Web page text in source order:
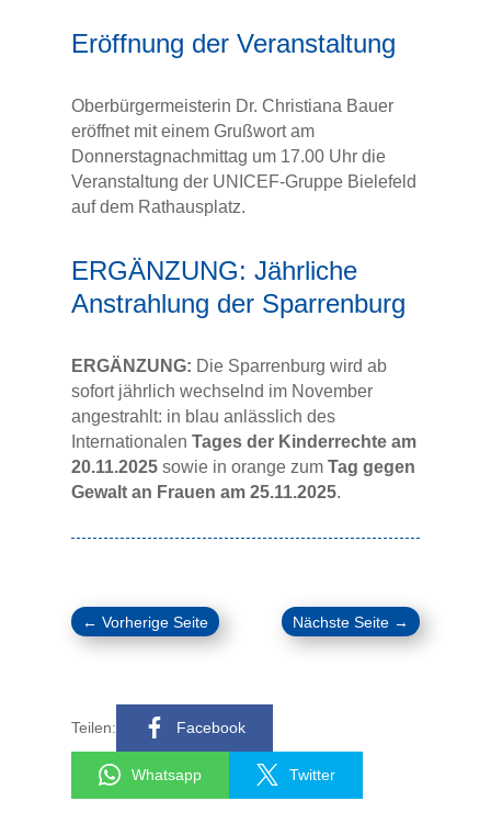
Eröffnung der Veranstaltung
Oberbürgermeisterin Dr. Christiana Bauer
eröffnet mit einem Grußwort am
Donnerstagnachmittag um 17.00 Uhr die
Veranstaltung der UNICEF-Gruppe Bielefeld
auf dem Rathausplatz.
ERGÄNZUNG: Jährliche
Anstrahlung der Sparrenburg
ERGÄNZUNG: Die Sparrenburg wird ab
sofort jährlich wechselnd im November
angestrahlt: in blau anlässlich des
Internationalen Tages der Kinderrechte am
20.11.2025sowie in orange zum Tag gegen
Gewalt an Frauen am 25.11.2025.
← Vorherige Seite Nächste Seite →
Teilen: Facebook
Whatsapp Twitter